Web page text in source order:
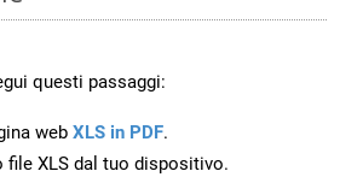
questi passaggi:
web XLS in PDF.
file XLS dal tuo dispositivo.